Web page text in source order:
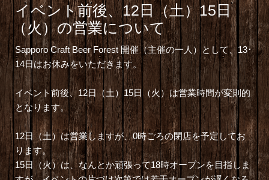
イベント前後、12日（土）15日
（火）の営業について
Sapporo Craft Beer Forest開催（主催の一人）として、13･
14日はお休みをいただきます。
イベント前後、12日（土）15日（火）は営業時間が変則的
となります。
12日（土）は営業しますが、0時ごろの閉店を予定してお
ります。
15日（火）は、なんとか頑張って18時オープンを目指しま